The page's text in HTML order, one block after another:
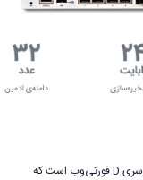
هم یکی دیگر از مدل‌های سری D فورتی‌وب است که